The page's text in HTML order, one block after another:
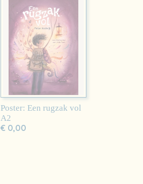
Poster: Een rugzak vol
A2
€ 0,00